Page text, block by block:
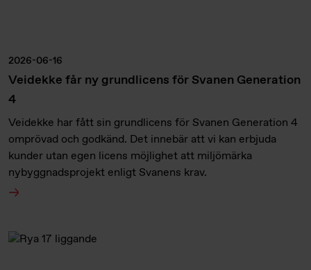
2026-06-16
Veidekke får ny grundlicens för Svanen Generation
4
Veidekke har fått sin grundlicens för Svanen Generation 4
omprövad och godkänd. Det innebär att vi kan erbjuda
kunder utan egen licens möjlighet att miljömärka
nybyggnadsprojekt enligt Svanens krav.